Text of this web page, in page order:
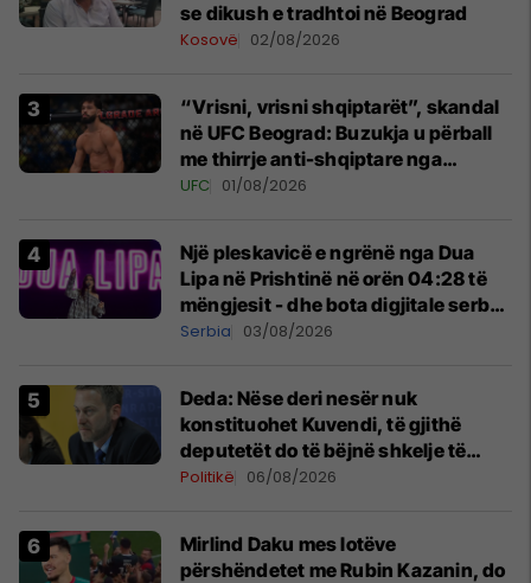
se dikush e tradhtoi në Beograd
Kosovë 02/08/2026
“Vrisni, vrisni shqiptarët”, skandal
në UFC Beograd: Buzukja u përball
me thirrje anti-shqiptare nga
tribunat
UFC 01/08/2026
Një pleskavicë e ngrënë nga Dua
Lipa në Prishtinë në orën 04:28 të
mëngjesit - dhe bota digjitale serbe
shpall gjendjen e luftës
Serbia 03/08/2026
Deda: Nëse deri nesër nuk
konstituohet Kuvendi, të gjithë
deputetët do të bëjnë shkelje të
rëndë kushtetuese
Politikë 06/08/2026
Mirlind Daku mes lotëve
përshëndetet me Rubin Kazanin, do